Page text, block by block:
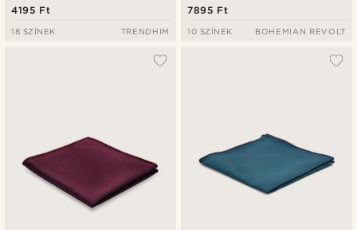
4195 Ft
18 SZÍNEK TRENDHIM
7895 Ft
10 SZÍNEK BOHEMIAN REVOLT